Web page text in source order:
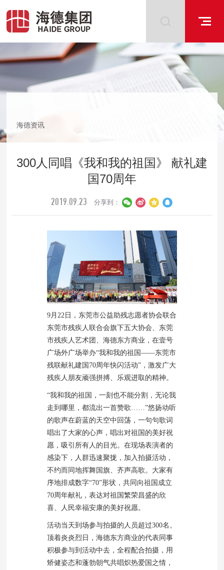
海德资讯
300人同唱《我和我的祖国》 献礼建
国70周年
2019.09.23 分享到：
9月22日，东莞市公益助残志愿者协会联合
东莞市残疾人联合会旗下五大协会、东莞
市残疾人艺术团、海德东方商业，在壹号
广场外广场举办“我和我的祖国——东莞市
残联献礼建国70周年快闪活动”，激发广大
残疾人朋友顽强拼搏、乐观进取的精神。
“我和我的祖国，一刻也不能分割，无论我
走到哪里，都流出一首赞歌……”悠扬动听
的歌声在蔚蓝的天空中回荡，一句句歌词
唱出了大家的心声，唱出对祖国的美好祝
愿，吸引所有人的目光。在现场表演者的
感染下，人群迅速聚拢，加入拍摄活动，
不约而同地挥舞国旗、齐声高歌。大家有
序地排成数字“70”形状，共同向祖国成立
70周年献礼，表达对祖国繁荣昌盛的欣
喜、人民幸福安康的美好祝愿。
活动当天到场参与拍摄的人员超过300名。
顶着炎炎烈日，海德东方商业的代表同事
积极参与到活动中去，全程配合拍摄，用
矫健姿态和蓬勃朝气共唱炽热爱国之情，